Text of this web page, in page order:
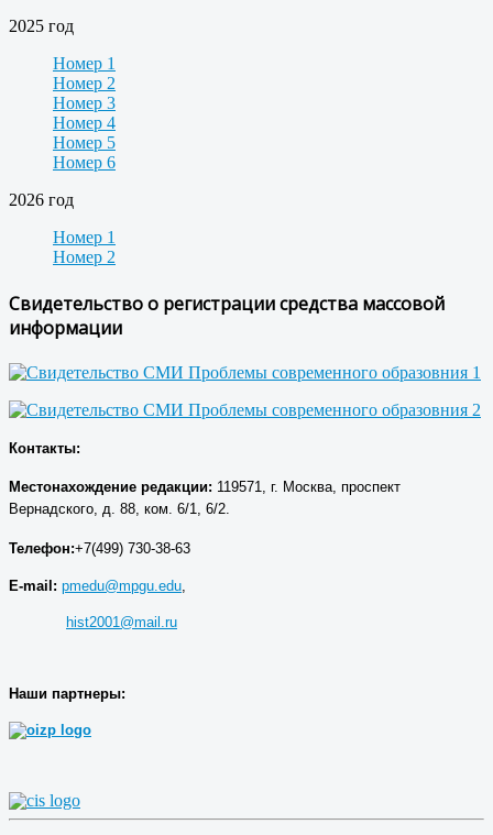
2025 год
Номер 1
Номер 2
Номер 3
Номер 4
Номер 5
Номер 6
2026 год
Номер 1
Номер 2
Свидетельство о регистрации средства массовой
информации
Контакты:
Местонахождение редакции: 119571, г. Москва, проспект
Вернадского, д. 88, ком. 6/1, 6/2.
Телефон:+7(499) 730-38-63
E-mail: pmedu@mpgu.edu
hist2001@mail.ru
Наши партнеры: